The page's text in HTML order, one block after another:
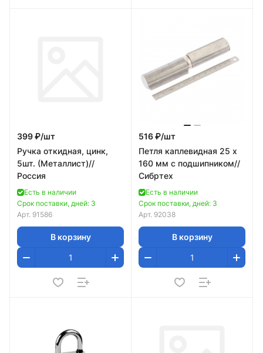
399 ₽/шт
Ручка откидная, цинк,
5шт. (Металлист)//
Россия
Есть в наличии
Срок поставки, дней: 3
Арт. 91586
В корзину
516 ₽/шт
Петля каплевидная 25 х
160 мм с подшипником//
Сибртех
Есть в наличии
Срок поставки, дней: 3
Арт. 92038
В корзину